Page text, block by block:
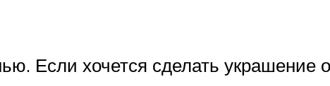
Если хочется сделать